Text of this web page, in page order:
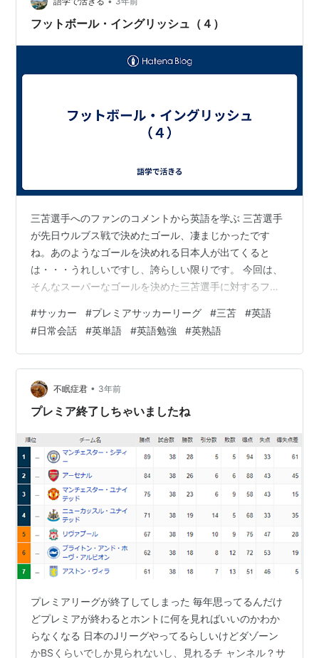
フットボール・イングリッシュ（４）
三苫選手へのファンのコメントから英語を学ぶ 三苫選手
が先日ウルブス戦で決めたゴール、凄まじかったです
ね。あのようなゴールを決めれる日本人が出てくると
は・・・うれしいですし、誇らしい限りです。 今回は、
そんなスーパーなゴールを決めた三苫選手に対するファ
下はすべて、You Tubeのコメント欄からです。 今回の単
語と表現 単語と表現のラインナップは以下の通り。いく
つかサッカー専門用語を入れています。 mesmerizing
assertive stepover run into space hold the ball up
accelerate a…
#サッカー #プレミアサッカーリーグ #三苫 #英語
#日常会話 #英単語 #英語勉強 #英熟語
不眠症君 • 3年前
プレミア終了しちゃいましたね
プレミアリーグが終了してしまった 毎年思ってるんだけ
どプレミアが終わるとホントに何を見ればいいのかわか
らなくなる 日本のJリーグやってるらしいけどダゾーン
かBSくらいでしか見られないし、見れるチ ャンネル？サ